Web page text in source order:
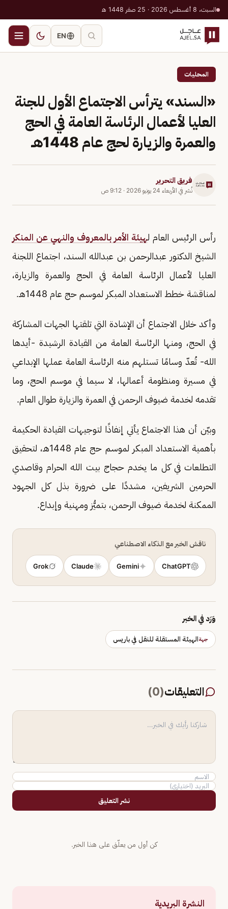
السبت، 8 أغسطس 2026 · 25 صفر 1448 هـ
EN
المحليات
«السند» يترأس الاجتماع الأول للجنة
العليا لأعمال الرئاسة العامة في الحج
والعمرة والزيارة لحج عام 1448هـ
فريق التحرير
نُشر في الأربعاء 24 يونيو 2026 · 9:12 ص
رأس الرئيس العام لهيئة الأمر بالمعروف والنهي عن المنكر
الشيخ الدكتور عبدالرحمن بن عبدالله السند، اجتماع اللجنة
العليا لأعمال الرئاسة العامة في الحج والعمرة والزيارة،
لمناقشة خطط الاستعداد المبكر لموسم حج عام 1448هـ.
وأكد خلال الاجتماع أن الإشادة التي تلقتها الجهات المشاركة
في الحج، ومنها الرئاسة العامة من القيادة الرشيدة -أيدها
الله- تُعدّ وسامًا تستلهم منه الرئاسة العامة عملها الإبداعي
في مسيرة ومنظومة أعمالها، لا سيما في موسم الحج، وما
تقدمه لخدمة ضيوف الرحمن في العمرة والزيارة طوال العام.
وبيّن أن هذا الاجتماع يأتي إنفاذًا لتوجيهات القيادة الحكيمة
بأهمية الاستعداد المبكر لموسم حج عام 1448هـ، لتحقيق
التطلعات في كل ما يخدم حجاج بيت الله الحرام وقاصدي
الحرمين الشريفين، مشددًا على ضرورة بذل كل الجهود
الممكنة لخدمة ضيوف الرحمن، بتميُّز ومهنية وإبداع.
ناقش الخبر مع الذكاء الاصطناعي
ChatGPT
Gemini
Claude
Grok
وَرَد في الخبر
جهةالهيئة المستقلة للنقل في باريس
التعليقات(
0
)
نشر التعليق
كن أول من يعلّق على هذا الخبر.
النشرة البريدية